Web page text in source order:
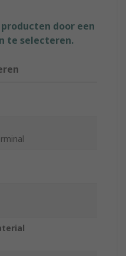
door een
te selecteren.